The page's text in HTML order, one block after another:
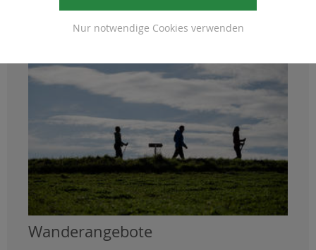
Wanderangebote
Nur notwendige Cookies verwenden